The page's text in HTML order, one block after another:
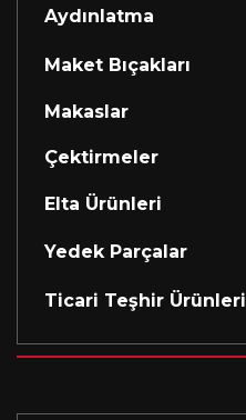
Aydınlatma
Maket Bıçakları
Makaslar
Çektirmeler
Elta Ürünleri
Yedek Parçalar
Ticari Teşhir Ürünleri